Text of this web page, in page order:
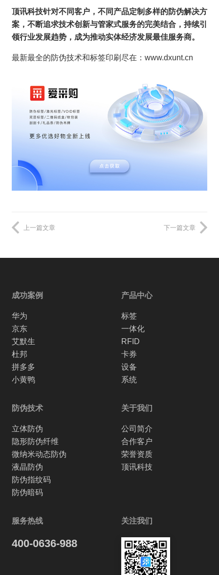
顶讯科技针对不同客户，不同产品定制多样的防伪解决方
案，不断追求技术创新与管家式服务的完美结合，持续引
领行业发展趋势，成为推动实体经济发展最佳服务商。
最新最全的防伪技术和标签印刷尽在：www.dxunt.cn
上一篇文章 下一篇文章
成功案例
华为
京东
艾默生
杜邦
拼多多
小黄鸭
产品中心
标签
一体化
RFID
卡券
设备
系统
防伪技术
立体防伪
隐形防伪纤维
微纳米动态防伪
液晶防伪
防伪指纹码
防伪暗码
关于我们
公司简介
合作客户
荣誉资质
顶讯科技
服务热线
400-0636-988
关注我们